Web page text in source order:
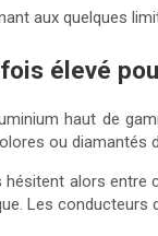
aux quelques
élevé
haut de
ou diamantés
alors entre
Les conducteurs